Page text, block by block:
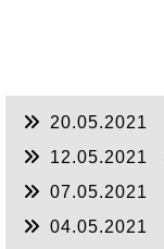
20.05.2021
12.05.2021
07.05.2021
04.05.2021